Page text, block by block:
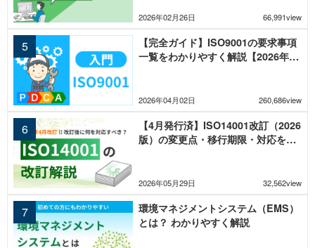
2026年02月26日 66,991view
2026年04月02日 260,686view
【完全ガイド】ISO9001の要求事項
一覧をわかりやすく解説【2026年改
2026年05月29日 32,562view
【4月発行済】ISO14001改訂（2026
版）の変更点・移行期限・対応を徹
環境マネジメントシステム（EMS）
とは？ わかりやすく解説